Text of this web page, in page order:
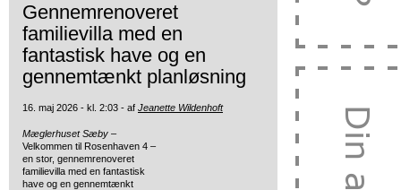
Gennemrenoveret
familievilla med en
fantastisk have og en
gennemtænkt planløsning
16. maj 2026 - kl. 2:03 - af Jeanette Wildenhoft
Mæglerhuset Sæby –
Velkommen til Rosenhaven 4 –
en stor, gennemrenoveret
familievilla med en fantastisk
have og en gennemtænkt